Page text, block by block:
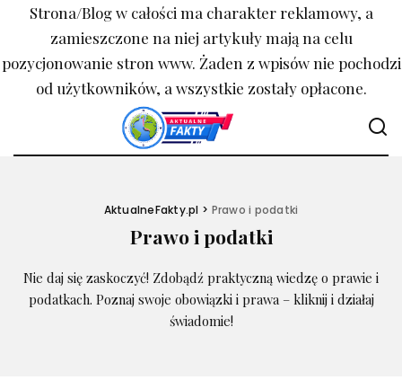
Strona/Blog w całości ma charakter reklamowy, a
zamieszczone na niej artykuły mają na celu
pozycjonowanie stron www. Żaden z wpisów nie pochodzi
od użytkowników, a wszystkie zostały opłacone.
AktualneFakty.pl > Prawo i podatki
Prawo i podatki
Nie daj się zaskoczyć! Zdobądź praktyczną wiedzę o prawie i
podatkach. Poznaj swoje obowiązki i prawa – kliknij i działaj
świadomie!